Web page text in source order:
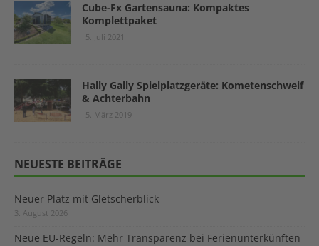
Cube-Fx Gartensauna: Kompaktes
Komplettpaket
5. Juli 2021
Hally Gally Spielplatzgeräte: Kometenschweif
& Achterbahn
5. März 2019
NEUESTE BEITRÄGE
Neuer Platz mit Gletscherblick
3. August 2026
Neue EU-Regeln: Mehr Transparenz bei Ferienunterkünften